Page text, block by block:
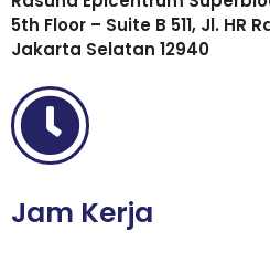
5th Floor – Suite B 511, Jl. HR
Jakarta Selatan 12940
Jam Kerja